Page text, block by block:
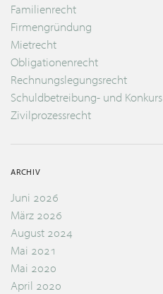
Familienrecht
Firmengründung
Mietrecht
Obligationenrecht
Rechnungslegungsrecht
Schuldbetreibung- und Konkurs
Zivilprozessrecht
ARCHIV
Juni 2026
März 2026
August 2024
Mai 2021
Mai 2020
April 2020